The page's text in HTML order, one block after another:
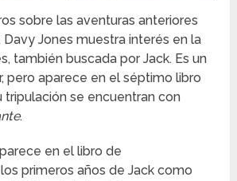
sobre las aventuras anteriores
Davy Jones muestra interés en la
también buscada por Jack. Es un
pero aparece en el séptimo libro
tripulación se encuentran con
.
en el libro de
primeros años de Jack como